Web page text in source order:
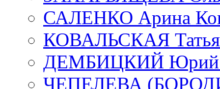
САЛЕНКО Арина
КОВАЛЬСКАЯ
ДЕМБИЦКИЙ Юрий
ЧЕПЕЛЕВА